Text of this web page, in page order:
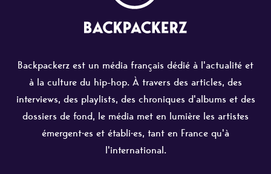
Backpackerz est un média français dédié à l'actualité et
à la culture du hip-hop. À travers des articles, des
interviews, des playlists, des chroniques d'albums et des
dossiers de fond, le média met en lumière les artistes
émergent·es et établi·es, tant en France qu'à
l'international.